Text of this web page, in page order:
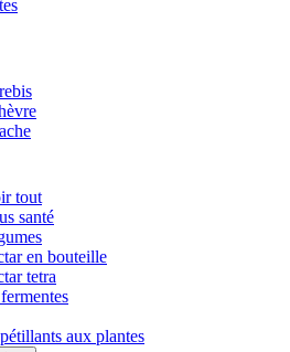
tout
santé
en bouteille
tetra
aux plantes